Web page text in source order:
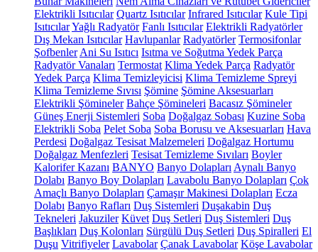
Elektrikli Isıtıcılar Quartz Isıtıcılar Infrared Isıtıcılar Kule Tipi
IsıtıcılarYağlı Radyatör Fanlı Isıtıcılar Elektrikli Radyatörler
Dış Mekan Isıtıcılar Havlupanlar Radyatörler Termosifonlar
Şofbenler Ani Su Isıtıcı Isıtma ve Soğutma Yedek Parça
Radyatör Vanaları Termostat Klima Yedek Parça Radyatör
Yedek Parça Klima Temizleyicisi Klima Temizleme Spreyi
Klima Temizleme Sıvısı Şömine Şömine Aksesuarları
Elektrikli Şömineler Bahçe Şömineleri Bacasız Şömineler
Güneş Enerji Sistemleri Soba Doğalgaz Sobası Kuzine Soba
Elektrikli Soba Pelet Soba Soba Borusu ve Aksesuarları Hava
Perdesi Doğalgaz Tesisat Malzemeleri Doğalgaz Hortumu
Doğalgaz Menfezleri Tesisat Temizleme Sıvıları Boyler
Kalorifer Kazanı BANYO Banyo Dolapları Aynalı Banyo
Dolabı Banyo Boy Dolapları Lavabolu Banyo Dolapları Çok
Amaçlı Banyo Dolapları Çamaşır Makinesi Dolapları Ecza
Dolabı Banyo Rafları Duş Sistemleri Duşakabin Duş
Tekneleri Jakuziler Küvet Duş Setleri Duş Sistemleri Duş
Başlıkları Duş Kolonları Sürgülü Duş Setleri Duş Spiralleri El
Duşu Vitrifiyeler Lavabolar Çanak Lavabolar Köşe Lavabolar